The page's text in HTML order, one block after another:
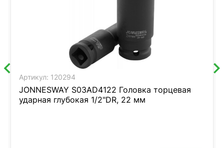
Артикул: 120294
JONNESWAY S03AD4122 Головка торцевая
ударная глубокая 1/2"DR, 22 мм